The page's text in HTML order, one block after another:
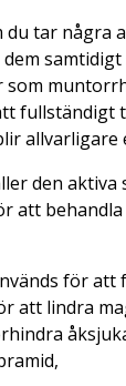
tar några
som
fullständigt
allvarligare
den aktiva
att
för
att lindra